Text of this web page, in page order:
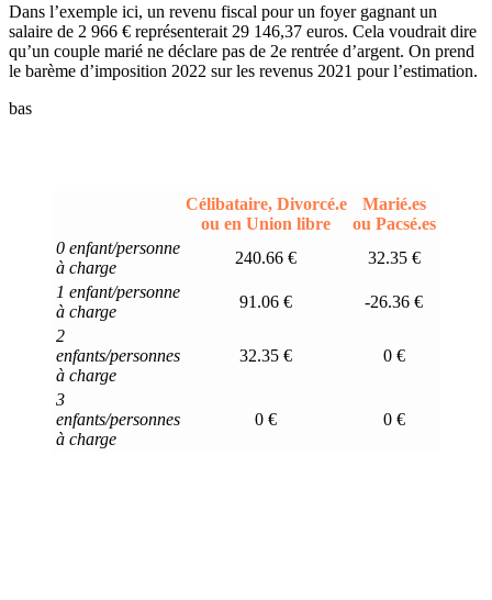
Dans l’exemple ici, un revenu fiscal pour un foyer gagnant un
salaire de 2 966 € représenterait 29 146,37 euros. Cela voudrait dire
qu’un couple marié ne déclare pas de 2e rentrée d’argent. On prend
le barème d’imposition 2022 sur les revenus 2021 pour l’estimation.
bas
Célibataire, Divorcé.e
ou en Union libre
Marié.es
ou Pacsé.es
0 enfant/personne
à charge
240.66 €
32.35 €
1 enfant/personne
à charge
91.06 €
-26.36 €
2
enfants/personnes
à charge
32.35 € 0 €
3
enfants/personnes
à charge
0 € 0 €